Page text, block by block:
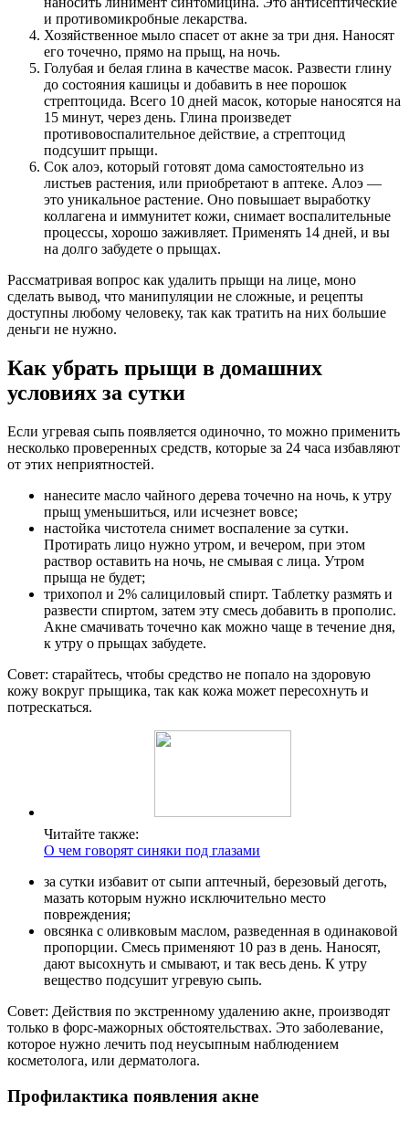
и противомикробные лекарства.
Хозяйственное мыло спасет от акне за три дня. Наносят
его точечно, прямо на прыщ, на ночь.
Голубая и белая глина в качестве масок. Развести глину
до состояния кашицы и добавить в нее порошок
стрептоцида. Всего 10 дней масок, которые наносятся на
15 минут, через день. Глина произведет
противовоспалительное действие, а стрептоцид
подсушит прыщи.
Сок алоэ, который готовят дома самостоятельно из
листьев растения, или приобретают в аптеке. Алоэ —
это уникальное растение. Оно повышает выработку
коллагена и иммунитет кожи, снимает воспалительные
процессы, хорошо заживляет. Применять 14 дней, и вы
на долго забудете о прыщах.
Рассматривая вопрос как удалить прыщи на лице, моно
сделать вывод, что манипуляции не сложные, и рецепты
доступны любому человеку, так как тратить на них большие
деньги не нужно.
Как убрать прыщи в домашних
условиях за сутки
Если угревая сыпь появляется одиночно, то можно применить
несколько проверенных средств, которые за 24 часа избавляют
от этих неприятностей.
нанесите масло чайного дерева точечно на ночь, к утру
прыщ уменьшиться, или исчезнет вовсе;
настойка чистотела снимет воспаление за сутки.
Протирать лицо нужно утром, и вечером, при этом
раствор оставить на ночь, не смывая с лица. Утром
прыща не будет;
трихопол и 2% салициловый спирт. Таблетку размять и
развести спиртом, затем эту смесь добавить в прополис.
Акне смачивать точечно как можно чаще в течение дня,
к утру о прыщах забудете.
Совет: старайтесь, чтобы средство не попало на здоровую
кожу вокруг прыщика, так как кожа может пересохнуть и
потрескаться.
Читайте также:
О чем говорят синяки под глазами
за сутки избавит от сыпи аптечный, березовый деготь,
мазать которым нужно исключительно место
повреждения;
овсянка с оливковым маслом, разведенная в одинаковой
пропорции. Смесь применяют 10 раз в день. Наносят,
дают высохнуть и смывают, и так весь день. К утру
вещество подсушит угревую сыпь.
Совет: Действия по экстренному удалению акне, производят
только в форс-мажорных обстоятельствах. Это заболевание,
которое нужно лечить под неусыпным наблюдением
косметолога, или дерматолога.
Профилактика появления акне